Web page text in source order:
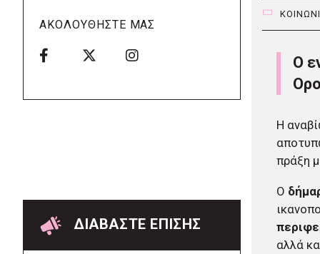
Ο
Η
πράξη
Ο
αλλά
Δήμος Θεσσαλονίκης: Έρευνα
για πιθανή δολιοφθορά σε δύο
ξεραμένα δέντρα στην οδό
Συμβάσεις 645.000 ευρώ για τη
φροντίδα των αδέσποτων
ζώων
πριν από μία μέρα
ΑΚΟΛΟΥΘΗΣΤΕ ΜΑΣ
ΔΙΑΒΑΣΤΕ ΕΠΙΣΗΣ